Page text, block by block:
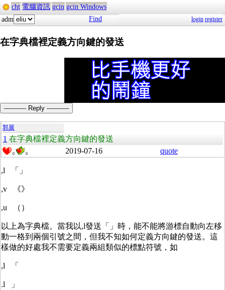
cht 電腦資訊 gcin gcin Windows
adm
Find login register
在字典檔裡定義方向鍵的發送
----------- Reply -----------
郭展
1 在字典檔裡定義方向鍵的發送
0 0 2019-07-16 quote
,l 「」
,v 《》
,u （）
以上為字典檔。當我以,l發送「」時，能不能將游標自動向左移
動一格到兩個引號之間，但我不知如何定義方向鍵的發送。這
樣做的好處我不需要定義兩組類似的標點符號，如
,l 「
.l 」